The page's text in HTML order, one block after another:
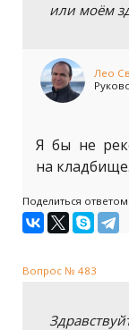
или моём
Лео
Я бы не
на
Поделиться ответом:
Вопрос № 483